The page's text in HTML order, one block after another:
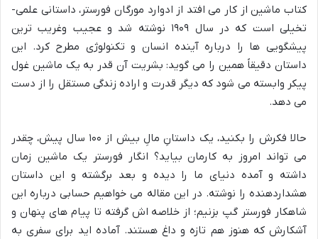
کتاب ماشین از کار می افتد از ادوارد مورگان فورستر، داستانی علمی-
تخیلی است که در سال ۱۹۰۹ نوشته شد و عجیب وغریب ترین
پیشگویی ها را درباره آینده انسان و تکنولوژی مطرح کرد. این
داستان دقیقاً همین را می گوید: بشریت آن قدر به یک ماشین غول
پیکر وابسته می شود که دیگر قدرت و اراده زندگی مستقل را از دست
می دهد.
حالا فکرش را بکنید، یک داستانِ مالِ بیش از ۱۰۰ سال پیش، چقدر
می تواند امروز به کارمان بیاید؟ انگار فورستر یک ماشین زمان
داشته و آمده دنیای ما را دیده و بعد برگشته و این داستان
هشداردهنده را نوشته. در این مقاله می خواهیم حسابی درباره این
شاهکار فورستر گپ بزنیم؛ از خلاصه اش گرفته تا پیام های پنهان و
آشکارش که هنوز هم تازه و داغ هستند. آماده اید برای سفری به